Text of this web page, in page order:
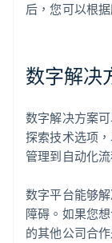
后，您可以根
数字解决
数字解决方案
探索技术选项
管理到自动化
数字平台能够
障碍。如果您
的其他公司合